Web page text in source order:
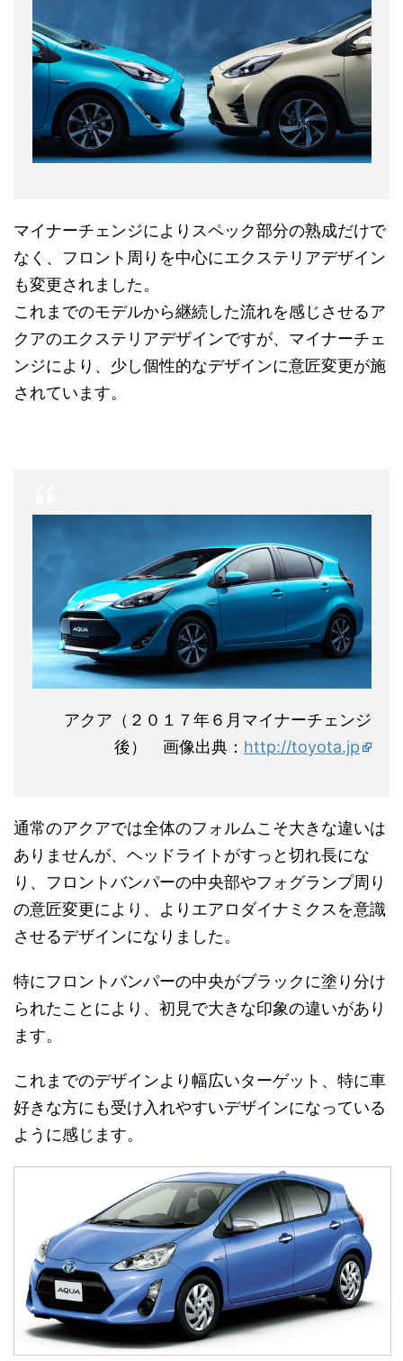
マイナーチェンジによりスペック部分の熟成だけで
なく、フロント周りを中心にエクステリアデザイン
も変更されました。
これまでのモデルから継続した流れを感じさせるア
クアのエクステリアデザインですが、マイナーチェ
ンジにより、少し個性的なデザインに意匠変更が施
されています。
アクア（２０１７年６月マイナーチェンジ
後） 画像出典： http://toyota.jp
通常のアクアでは全体のフォルムこそ大きな違いは
ありませんが、ヘッドライトがすっと切れ長にな
り、フロントバンパーの中央部やフォグランプ周り
の意匠変更により、よりエアロダイナミクスを意識
させるデザインになりました。
特にフロントバンパーの中央がブラックに塗り分け
られたことにより、初見で大きな印象の違いがあり
ます。
これまでのデザインより幅広いターゲット、特に車
好きな方にも受け入れやすいデザインになっている
ように感じます。